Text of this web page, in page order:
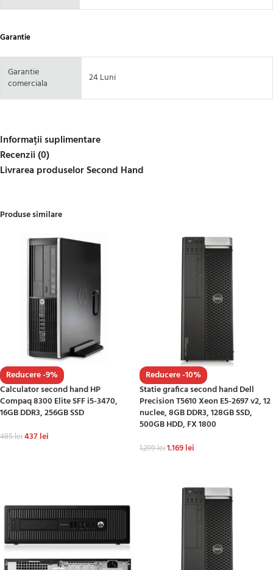
Garantie
Garantie
comerciala
24 Luni
Informații suplimentare
Recenzii (0)
Livrarea produselor Second Hand
Produse similare
Reducere -9%
Calculator second hand HP
Compaq 8300 Elite SFF i5-3470,
16GB DDR3, 256GB SSD
485lei437lei
Reducere -10%
Statie grafica second hand Dell
Precision T5610 Xeon E5-2697 v2, 12
nuclee, 8GB DDR3, 128GB SSD,
500GB HDD, FX 1800
1.299lei1.169lei